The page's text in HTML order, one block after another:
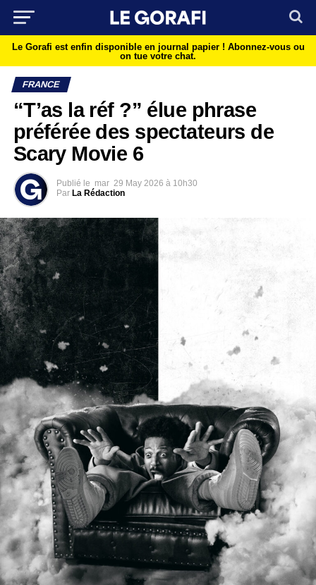
Le Gorafi est enfin disponible en journal papier ! Abonnez-vous ou
on tue votre chat.
FRANCE
“T’as la réf ?” élue phrase
préférée des spectateurs de
Scary Movie 6
Publié le mar 29 May 2026 à 10h30
Par La Rédaction